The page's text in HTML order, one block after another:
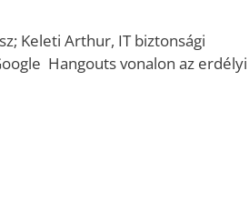
Keleti Arthur, IT biztonsági
Hangouts vonalon az erdélyi